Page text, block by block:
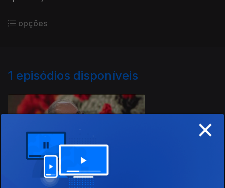
opções
1 episódios disponíveis
25 jan. 2021
520275
×